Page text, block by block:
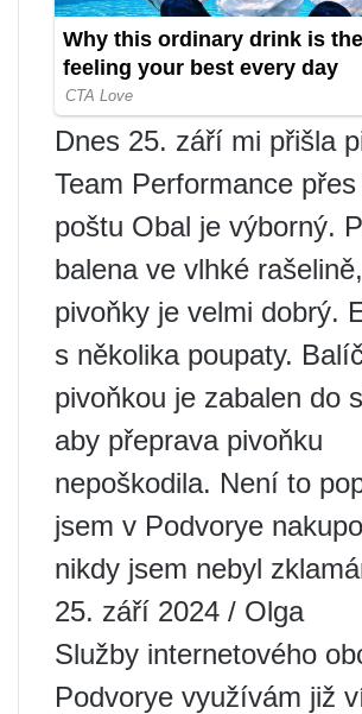
Dnes 25. září mi přišla
Team Performance
poštu Obal je výborný.
balena ve vlhké
pivoňky je velmi dobrý.
s několika poupaty.
pivoňkou je zabalen do
aby přeprava pivoňku
nepoškodila. Není to
jsem v Podvorye
nikdy jsem nebyl
25. září 2024 / Olga
Služby internetového
Podvorye využívám již